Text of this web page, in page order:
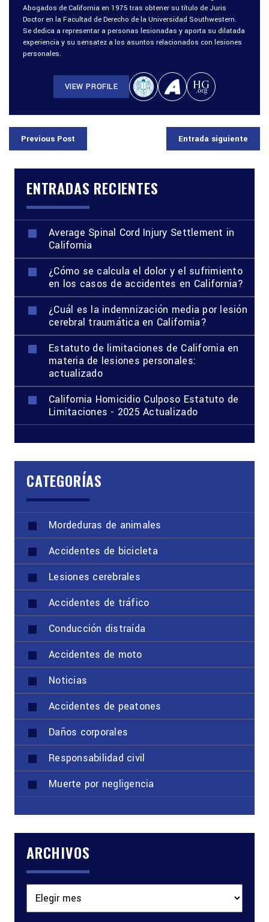
Abogados de California en 1975 tras obtener su título de Juris
Doctor en la Facultad de Derecho de la Universidad Southwestern.
Se dedica a representar a personas lesionadas y aporta su dilatada
experiencia y su sensatez a los asuntos relacionados con lesiones
personales.
VIEW PROFILE
Previous Post Entrada siguiente
ENTRADAS RECIENTES
Average Spinal Cord Injury Settlement in
California
¿Cómo se calcula el dolor y el sufrimiento
en los casos de accidentes en California?
¿Cuál es la indemnización media por lesión
cerebral traumática en California?
Estatuto de limitaciones de California en
materia de lesiones personales:
actualizado
California Homicidio Culposo Estatuto de
Limitaciones - 2025 Actualizado
CATEGORÍAS
Mordeduras de animales
Accidentes de bicicleta
Lesiones cerebrales
Accidentes de tráfico
Conducción distraída
Accidentes de moto
Noticias
Accidentes de peatones
Daños corporales
Responsabilidad civil
Muerte por negligencia
ARCHIVOS